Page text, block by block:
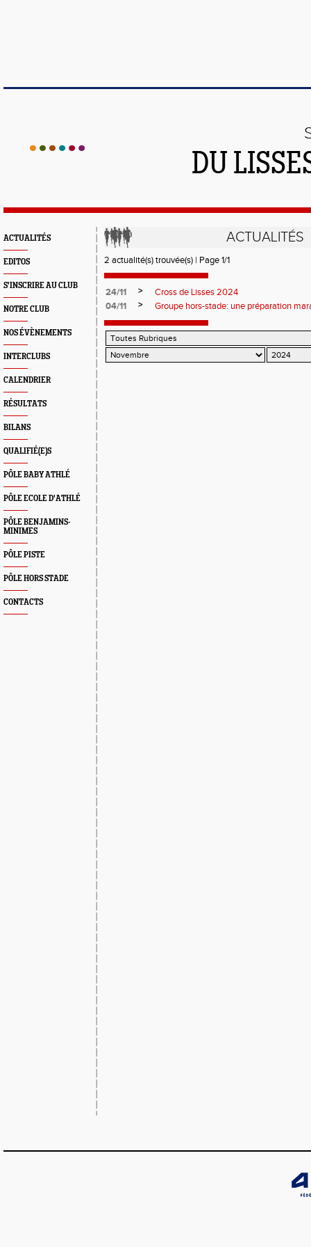
DU
ACTUALITÉS
EDITOS
S'INSCRIRE AU CLUB
NOTRE CLUB
NOS ÉVÈNEMENTS
INTERCLUBS
CALENDRIER
RÉSULTATS
BILANS
QUALIFIÉ(E)S
PÔLE BABY ATHLÉ
PÔLE ECOLE D'ATHLÉ
PÔLE BENJAMINS-
MINIMES
PÔLE PISTE
PÔLE HORS STADE
CONTACTS
ACTUALITÉS
2 actualité(s) trouvée(s) | Page 1/1
24/11 >
Cross de Lisses 2024
04/11
> Groupe hors-stade: une préparation